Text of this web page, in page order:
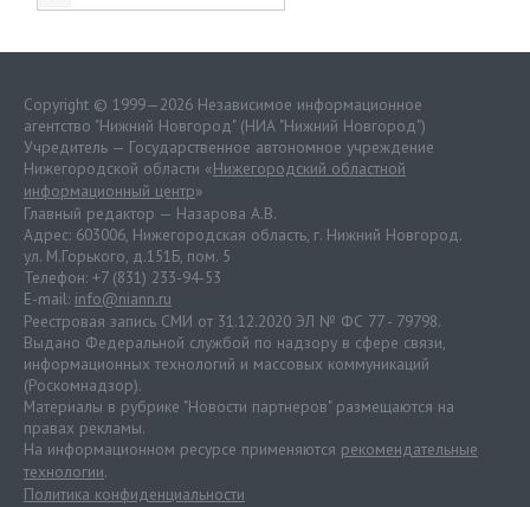
Copyright © 1999—2026 Независимое информационное
агентство "Нижний Новгород" (НИА "Нижний Новгород")
Учредитель — Государственное автономное учреждение
Нижегородской области «Нижегородский областной
информационный центр»
Главный редактор — Назарова А.В.
Адрес: 603006, Нижегородская область, г. Нижний Новгород.
ул. М.Горького, д.151Б, пом. 5
Телефон: +7 (831) 233-94-53
E-mail: info@niann.ru
Реестровая запись СМИ от 31.12.2020 ЭЛ № ФС 77 - 79798.
Выдано Федеральной службой по надзору в сфере связи,
информационных технологий и массовых коммуникаций
(Роскомнадзор).
Материалы в рубрике "Новости партнеров" размещаются на
правах рекламы.
На информационном ресурсе применяются рекомендательные
технологии.
Политика конфиденциальности